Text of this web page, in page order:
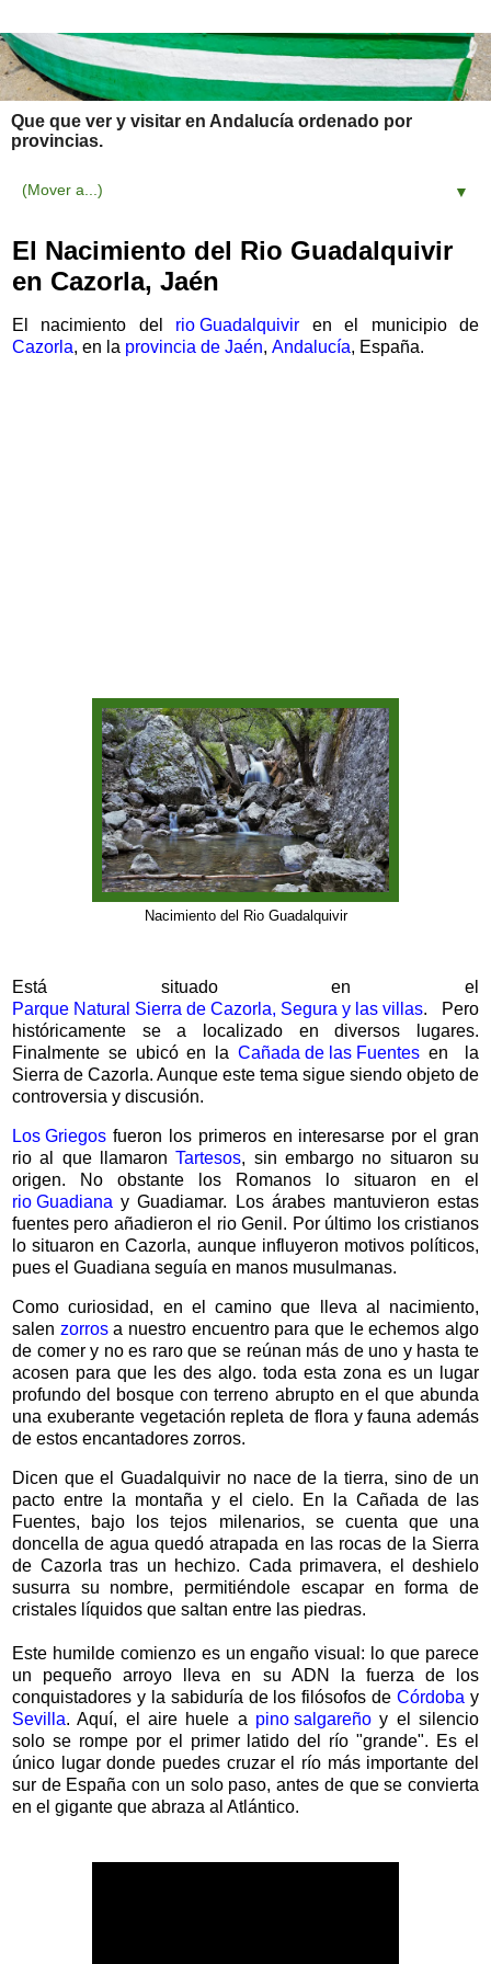
Que que ver y visitar en Andalucía ordenado por
provincias.
▼
El Nacimiento del Rio Guadalquivir
en Cazorla, Jaén
El nacimiento del rio Guadalquivir en el municipio de
Cazorla, en la provincia de Jaén, Andalucía, España.
Nacimiento del Rio Guadalquivir
Está situado en el
Parque Natural Sierra de Cazorla, Segura y las villas. Pero
históricamente se a localizado en diversos lugares.
Finalmente se ubicó en la Cañada de las Fuentesen la
Sierra de Cazorla. Aunque este tema sigue siendo objeto de
controversia y discusión.
Los Griegos fueron los primeros en interesarse por el gran
rio al que llamaronTartesos, sin embargo no situaron su
origen. No obstante los Romanos lo situaron en el
rio Guadiana y Guadiamar. Los árabes mantuvieron estas
fuentes pero añadieron el rio Genil. Por último los cristianos
lo situaron en Cazorla, aunque influyeron motivos políticos,
pues el Guadiana seguía en manos musulmanas.
Como curiosidad, en el camino que lleva al nacimiento,
salen zorrosa nuestro encuentro para que le echemos algo
de comer y no es raro que se reúnan más de uno y hasta te
acosen para que les des algo. toda esta zona es un lugar
profundo del bosque con terreno abrupto en el que abunda
una exuberante vegetación repleta de flora y fauna además
de estos encantadores zorros.
Dicen que el Guadalquivir no nace de la tierra, sino de un
pacto entre la montaña y el cielo. En la Cañada de las
Fuentes, bajo los tejos milenarios, se cuenta que una
doncella de agua quedó atrapada en las rocas de la Sierra
de Cazorla tras un hechizo. Cada primavera, el deshielo
susurra su nombre, permitiéndole escapar en forma de
cristales líquidos que saltan entre las piedras.
Este humilde comienzo es un engaño visual: lo que parece
un pequeño arroyo lleva en su ADN la fuerza de los
conquistadores y la sabiduría de los filósofos deCórdoba y
Sevilla. Aquí, el aire huele a pino salgareño y el silencio
solo se rompe por el primer latido del río "grande". Es el
único lugar donde puedes cruzar el río más importante del
sur de España con un solo paso, antes de que se convierta
en el gigante que abraza al Atlántico.